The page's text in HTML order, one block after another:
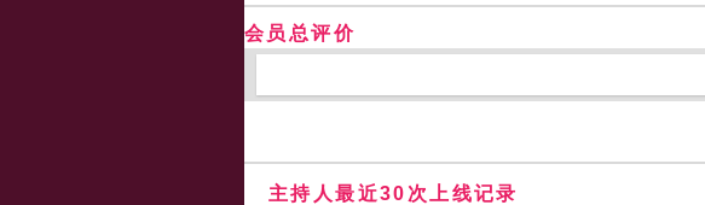
会员总评价
主持人最近30次上线记录